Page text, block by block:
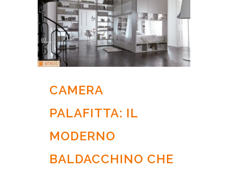
CAMERA
PALAFITTA: IL
MODERNO
BALDACCHINO CHE